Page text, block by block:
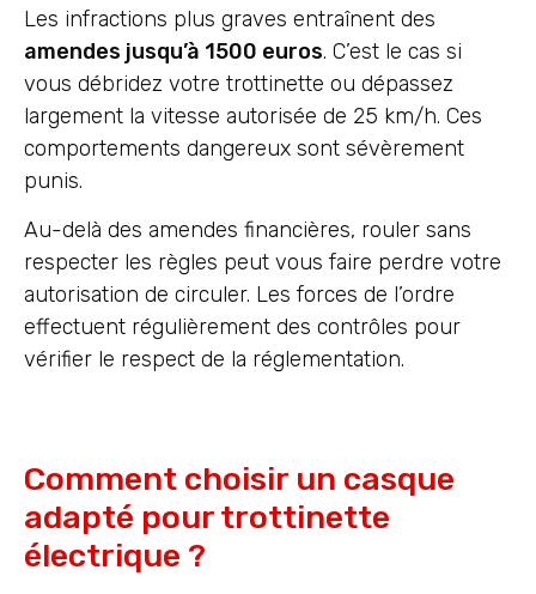
Les infractions plus graves entraînent des
amendes jusqu’à 1500 euros. C’est le cas si
vous débridez votre trottinette ou dépassez
largement la vitesse autorisée de 25 km/h. Ces
comportements dangereux sont sévèrement
punis.
Au-delà des amendes financières, rouler sans
respecter les règles peut vous faire perdre votre
autorisation de circuler. Les forces de l’ordre
effectuent régulièrement des contrôles pour
vérifier le respect de la réglementation.
Comment choisir un casque
adapté pour trottinette
électrique ?